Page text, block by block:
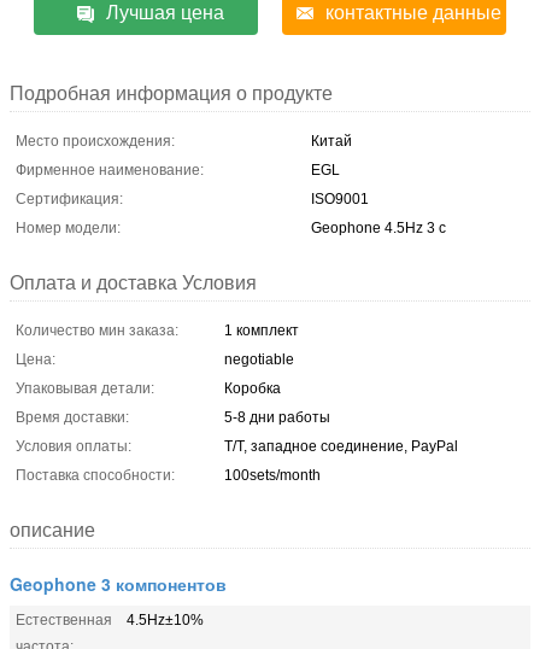
Лучшая цена контактные данные
Подробная информация о продукте
Место происхождения:
Китай
Фирменное наименование:
EGL
Сертификация:
ISO9001
Номер модели:
Geophone 4.5Hz 3 c
Оплата и доставка Условия
Количество мин заказа:
1 комплект
Цена:
negotiable
Упаковывая детали:
Коробка
Время доставки:
5-8 дни работы
Условия оплаты:
T/T, западное соединение, PayPal
Поставка способности:
100sets/month
описание
Geophone 3 компонентов
Естественная
4.5Hz±10%